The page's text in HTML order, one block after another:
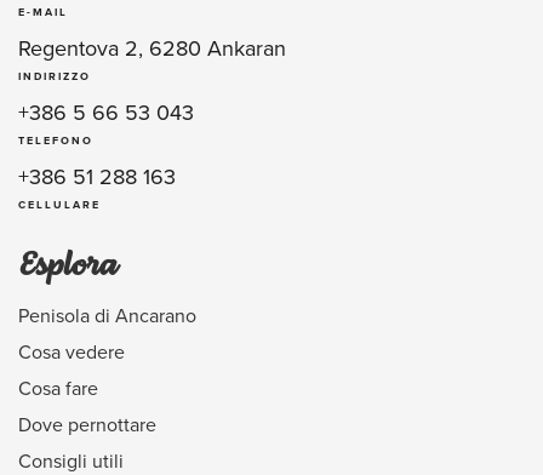
E-MAIL
Regentova 2, 6280 Ankaran
INDIRIZZO
+386 5 66 53 043
TELEFONO
+386 51 288 163
CELLULARE
Esplora
Penisola di Ancarano
Cosa vedere
Cosa fare
Dove pernottare
Consigli utili